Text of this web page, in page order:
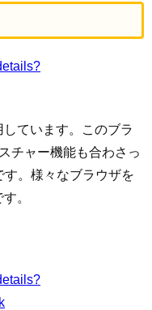
ています。このブラ
チャー機能も合わさっ
。様々なブラウザを
。